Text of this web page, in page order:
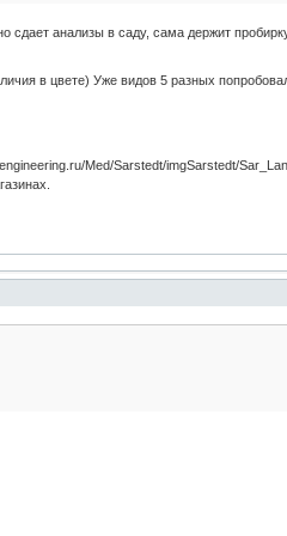
анализы в саду, сама держит
в цвете) Уже видов 5 разных